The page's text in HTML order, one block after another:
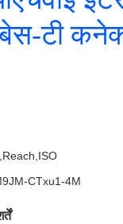
टी
CTxu1-4M